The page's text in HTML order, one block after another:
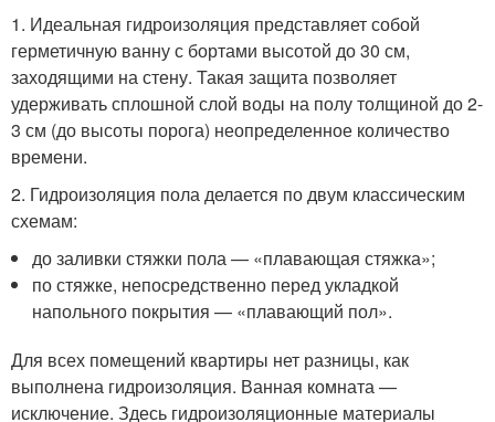
1. Идеальная гидроизоляция представляет собой
герметичную ванну с бортами высотой до 30 см,
заходящими на стену. Такая защита позволяет
удерживать сплошной слой воды на полу толщиной до 2-
3 см (до высоты порога) неопределенное количество
времени.
2. Гидроизоляция пола делается по двум классическим
схемам:
до заливки стяжки пола — «плавающая стяжка»;
по стяжке, непосредственно перед укладкой
напольного покрытия — «плавающий пол».
Для всех помещений квартиры нет разницы, как
выполнена гидроизоляция. Ванная комната —
исключение. Здесь гидроизоляционные материалы